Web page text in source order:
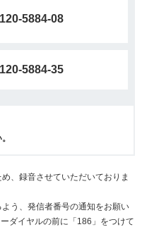
5884-08
5884-35
、録音させていただいておりま
う、発信者番号の通知をお願い
ダイヤルの前に「186」をつけて